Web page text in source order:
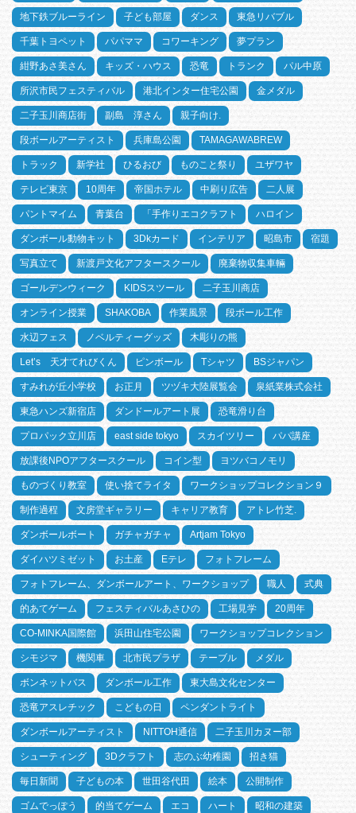
地下鉄ブルーライン 子ども部屋 ダンス 東急リバブル
千葉トヨペット パパママ コワーキング 夢プラン
紺野あさ美さん キッズ・ハウス 恐竜 トランク パル中原
所沢市民フェスティバル 港北インター住宅公園 金メダル
二子玉川商店街 副島 淳さん 親子向け.
段ボールアーティスト 兵庫島公園 TAMAGAWABREW
トラック 新学社 ひるおび ものこと祭り ユザワヤ
テレビ東京 10周年 帝国ホテル 中刷り広告 二人展
パントマイム 青葉台 「手作りエコクラフト ハロイン
ダンボール動物キット 3Dkカード インテリア 昭島市 宿題
写真立て 新渡戸文化アフタースクール 廃棄物収集車輛
ゴールデンウィーク KIDSスツール 二子玉川商店
オンライン授業 SHAKOBA 作業風景 段ボール工作
水辺フェス ノベルティーグッズ 木彫りの熊
Let’s 天才てれびくん ピンボール Tシャツ BSジャパン
すみれが丘小学校 お正月 ツヅキ大陸展覧会 泉紙業株式会社
東急ハンズ新宿店 ダンドールアート展 恐竜滑り台
プロパック立川店 east side tokyo スカイツリー パパ講座
放課後NPOアフタースクール コイン型 ヨツバコノモリ
ものづくり教室 使い捨てライタ ワークショップコレクション９
制作過程 文房堂ギャラリー キャリア教育 アトレ竹芝.
ダンボールボート ガチャガチャ Artjam Tokyo
ダイハツミゼット お土産 Eテレ フォトフレーム
フォトフレーム、ダンボールアート、ワークショップ 職人 式典
的あてゲーム フェスティバルあさひの 工場見学 20周年
CO-MINKA国際館 浜田山住宅公園 ワークショップコレクション
シモジマ 機関車 北市民プラザ テーブル メダル
ボンネットバス ダンボール工作 東大島文化センター
恐竜アスレチック こどもの日 ペンダントライト
ダンボールアーティスト NITTOH通信 二子玉川カヌー部
シューティング 3Dクラフト 志のぶ幼稚園 招き猫
毎日新聞 子どもの本 世田谷代田 絵本 公開制作
ゴムでっぽう 的当てゲーム エコ ハート 昭和の建築